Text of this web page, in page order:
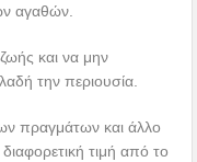
αγαθών.
και να μην
την περιουσία.
πραγμάτων και άλλο
τιμή από το